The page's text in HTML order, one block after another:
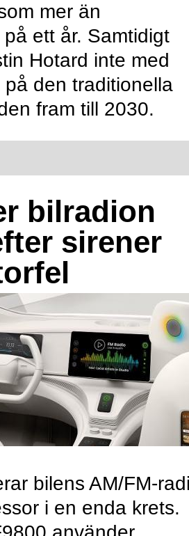
mer än
ett år. Samtidigt
Hotard inte med
den traditionella
fram till 2030.
bilradion
sirener
bilens AM/FM-
i en enda krets.